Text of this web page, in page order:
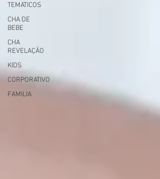
TEMATICOS
CHA DE
BEBE
CHA
REVELAÇÃO
KIDS
CORPORATIVO
FAMILIA